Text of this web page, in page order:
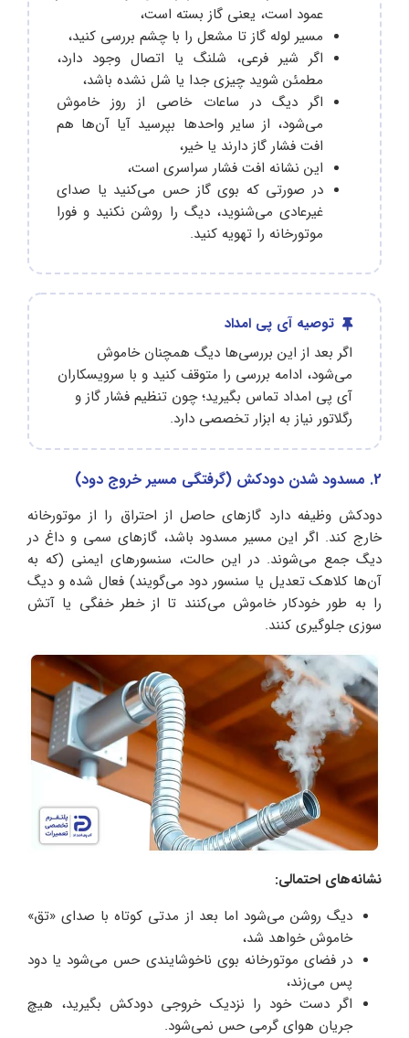
عمود است، یعنی گاز بسته است،
مسیر لوله گاز تا مشعل را با چشم بررسی کنید،
اگر شیر فرعی، شلنگ یا اتصال وجود دارد،
مطمئن شوید چیزی جدا یا شل نشده باشد،
اگر دیگ در ساعات خاصی از روز خاموش
می‌شود، از سایر واحدها بپرسید آیا آن‌ها هم
افت فشار گاز دارند یا خیر،
این نشانه افت فشار سراسری است،
در صورتی که بوی گاز حس می‌کنید یا صدای
غیرعادی می‌شنوید، دیگ را روشن نکنید و فورا
موتورخانه را تهویه کنید.
توصیه آی پی امداد
اگر بعد از این بررسی‌ها دیگ همچنان خاموش
می‌شود، ادامه بررسی را متوقف کنید و با سرویسکاران
آی پی امداد تماس بگیرید؛ چون تنظیم فشار گاز و
رگلاتور نیاز به ابزار تخصصی دارد.
2. مسدود شدن دودکش (گرفتگی مسیر خروج دود)
دودکش وظیفه دارد گازهای حاصل از احتراق را از موتورخانه
خارج کند. اگر این مسیر مسدود باشد، گازهای سمی و داغ در
دیگ جمع می‌شوند. در این حالت، سنسورهای ایمنی (که به
آن‌ها کلاهک تعدیل یا سنسور دود می‌گویند) فعال شده و دیگ
را به‌ طور خودکار خاموش می‌کنند تا از خطر خفگی یا آتش‌
سوزی جلوگیری کنند.
نشانه‌های احتمالی:
دیگ روشن می‌شود اما بعد از مدتی کوتاه با صدای «تق»
خاموش خواهد شد،
در فضای موتورخانه بوی ناخوشایندی حس می‌شود یا دود
پس می‌زند،
اگر دست خود را نزدیک خروجی دودکش بگیرید، هیچ
جریان هوای گرمی حس نمی‌شود.